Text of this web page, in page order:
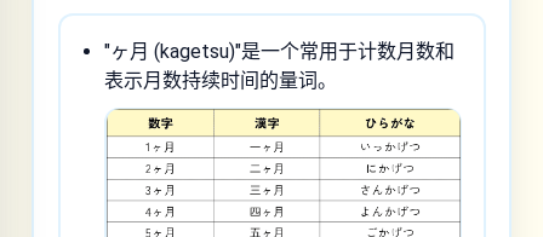
"ヶ月 (kagetsu)"是一个常用于计数月数和
表示月数持续时间的量词。